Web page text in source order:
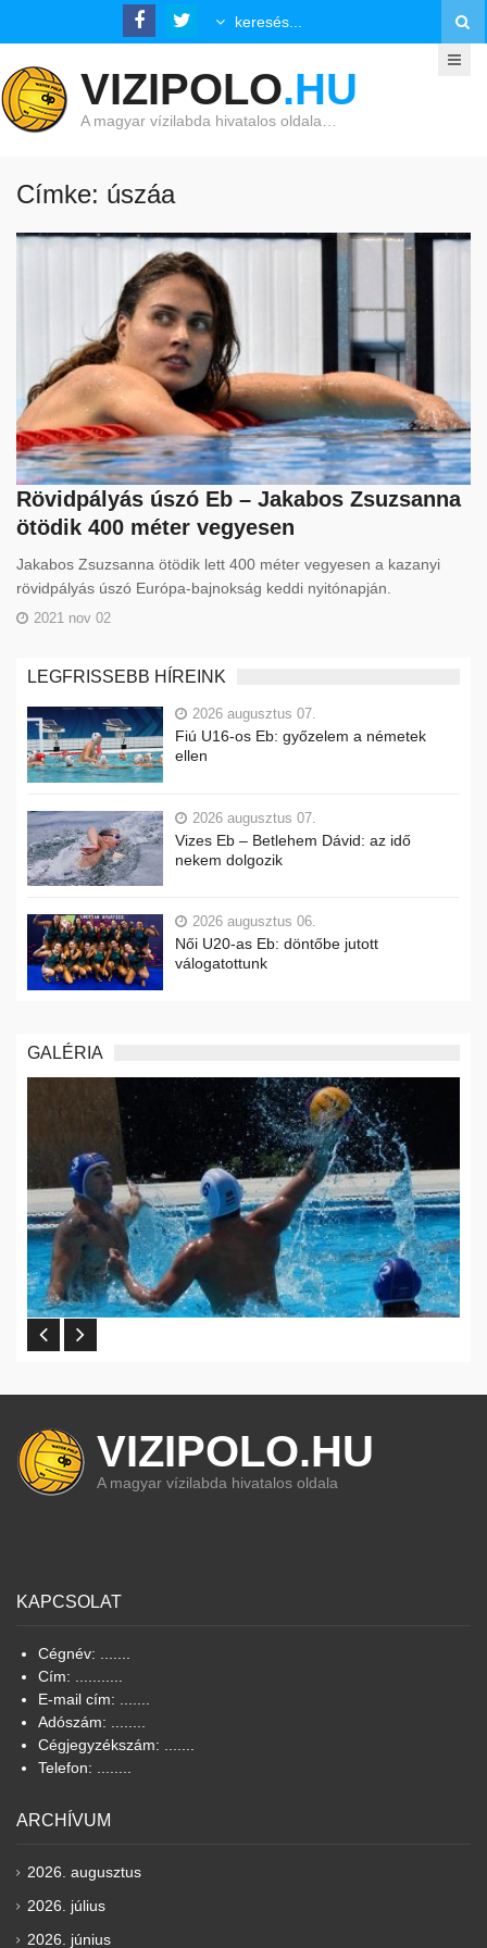
VIZIPOLO.HU
A magyar vízilabda hivatalos oldala…
Címke: úszáa
Rövidpályás úszó Eb – Jakabos Zsuzsanna
ötödik 400 méter vegyesen
Jakabos Zsuzsanna ötödik lett 400 méter vegyesen a kazanyi
rövidpályás úszó Európa-bajnokság keddi nyitónapján.
2021 nov 02
LEGFRISSEBB HÍREINK
2026 augusztus 07.
Fiú U16-os Eb: győzelem a németek
ellen
2026 augusztus 07.
Vizes Eb – Betlehem Dávid: az idő
nekem dolgozik
2026 augusztus 06.
Női U20-as Eb: döntőbe jutott
válogatottunk
GALÉRIA
VIZIPOLO.HU
A magyar vízilabda hivatalos oldala
KAPCSOLAT
Cégnév: .......
Cím: ...........
E-mail cím: .......
Adószám: ........
Cégjegyzékszám: .......
Telefon: ........
ARCHÍVUM
2026. augusztus
2026. július
2026. június